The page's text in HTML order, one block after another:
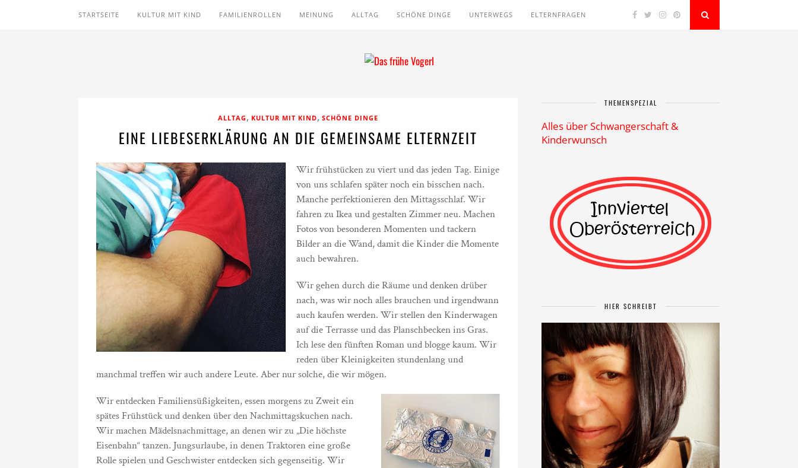
STARTSEITE KULTUR MIT KIND FAMILIENROLLEN MEINUNG ALLTAG SCHÖNE DINGE UNTERWEGS ELTERNFRAGEN
ALLTAG , KULTUR MIT KIND, SCHÖNE DINGE
EINE LIEBESERKLÄRUNG AN DIE GEMEINSAME ELTERNZEIT
Wir frühstücken zu viert und das jeden Tag. Einige
von uns schlafen später noch ein bisschen nach.
Manche perfektionieren den Mittagsschlaf. Wir
fahren zu Ikea und gestalten Zimmer neu. Machen
Fotos von besonderen Momenten und tackern
Bilder an die Wand, damit die Kinder die Momente
auch bewahren.
Wir gehen durch die Räume und denken drüber
nach, was wir noch alles brauchen und irgendwann
auch kaufen werden. Wir stellen den Kinderwagen
auf die Terrasse und das Planschbecken ins Gras.
Ich lese den fünften Roman und blogge kaum. Wir
reden über Kleinigkeiten stundenlang und
manchmal treffen wir auch andere Leute. Aber nur solche, die wir mögen.
Wir entdecken Familiensüßigkeiten, essen morgens zu Zweit ein
spätes Frühstück und denken über den Nachmittagskuchen nach.
Wir machen Mädelsnachmittage, an denen wir zu „Die höchste
Eisenbahn“ tanzen. Jungsurlaube, in denen Traktoren eine große
Rolle spielen und Geschwister entdecken sich gegenseitig. Wir
THEMENSPEZIAL
Alles über Schwangerschaft &
Kinderwunsch
HIER SCHREIBT